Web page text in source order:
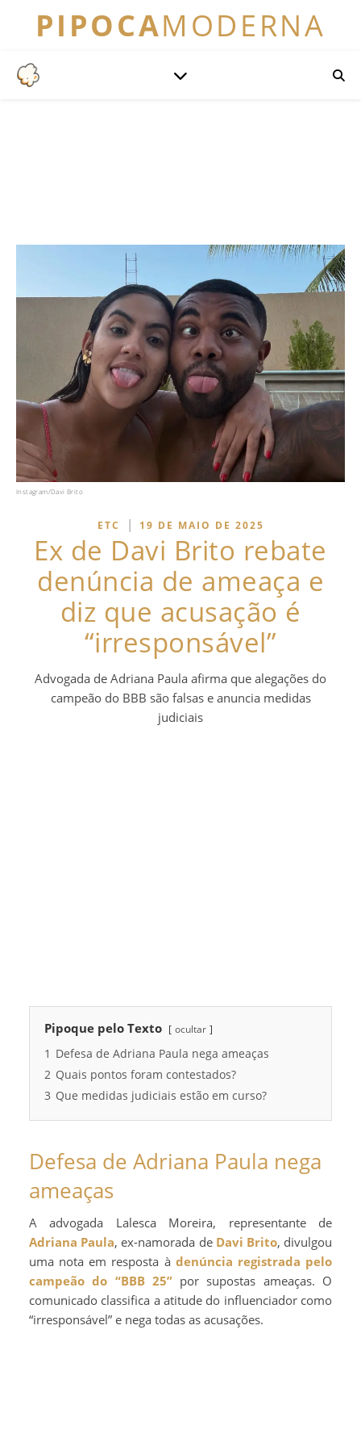
PIPOCAMODERNA
Instagram/Davi Brito
ETC | 19 DE MAIO DE 2025
Ex de Davi Brito rebate
denúncia de ameaça e
diz que acusação é
“irresponsável”
Advogada de Adriana Paula afirma que alegações do
campeão do BBB são falsas e anuncia medidas
judiciais
Pipoque pelo Texto ocultar
1 Defesa de Adriana Paula nega ameaças
2 Quais pontos foram contestados?
3 Que medidas judiciais estão em curso?
Defesa de Adriana Paula nega
ameaças
A advogada Lalesca Moreira, representante de
Adriana Paula, ex-namorada de Davi Brito, divulgou
uma nota em resposta à denúncia registrada pelo
campeão do “BBB 25”por supostas ameaças. O
comunicado classifica a atitude do influenciador como
“irresponsável” e nega todas as acusações.